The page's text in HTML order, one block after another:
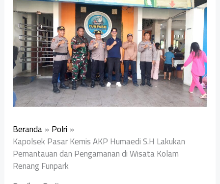
Beranda Polri
Kapolsek Pasar Kemis AKP Humaedi S.H Lakukan
Pemantauan dan Pengamanan di Wisata Kolam
Renang Funpark